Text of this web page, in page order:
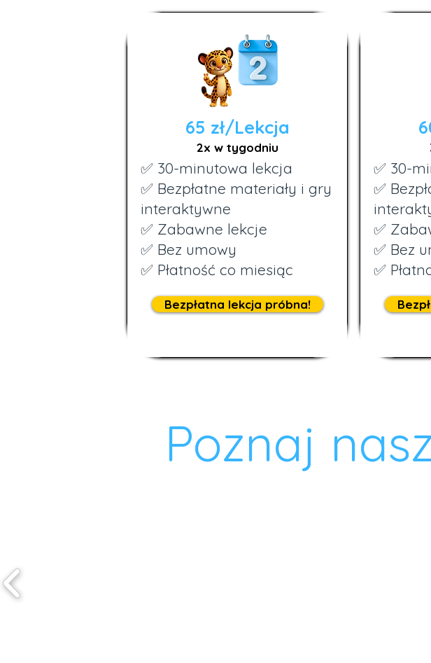
65 zł/Lekcja
2x w tygodniu
✅ 30-minutowa lekcja
✅ Bezpłatne materiały i gry
interaktywne
✅ Zabawne lekcje
✅ Bez umowy
✅ Płatność co miesiąc
Bezpłatna lekcja próbna!
✅ 30-
✅
✅
✅ Bez
✅
Poznaj